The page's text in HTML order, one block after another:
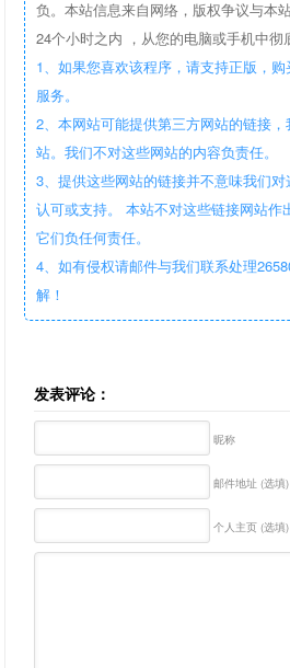
负。本站信息来自网络，版权争议与本
24个小时之内 ，从您的电脑或手机中彻
1、如果您喜欢该程序，请支持正版，
服务。
2、本网站可能提供第三方网站的链接
站。我们不对这些网站的内容负责任。
3、提供这些网站的链接并不意味我们
认可或支持。 本站不对这些链接网站作
它们负任何责任。
4、如有侵权请邮件与我们联系处理
解！
发表评论：
昵称
邮件地址 (选填)
个人主页 (选填)